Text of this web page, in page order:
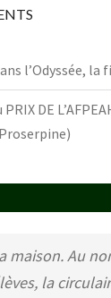
l’Odyssée, la
DE
maison. Au
la